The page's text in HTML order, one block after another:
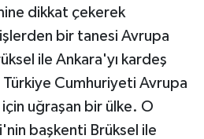
dikkat çekerek
işlerden bir tanesi Avrupa
ile Ankara'yı kardeş
Cumhuriyeti Avrupa
uğraşan bir ülke. O
başkenti Brüksel ile